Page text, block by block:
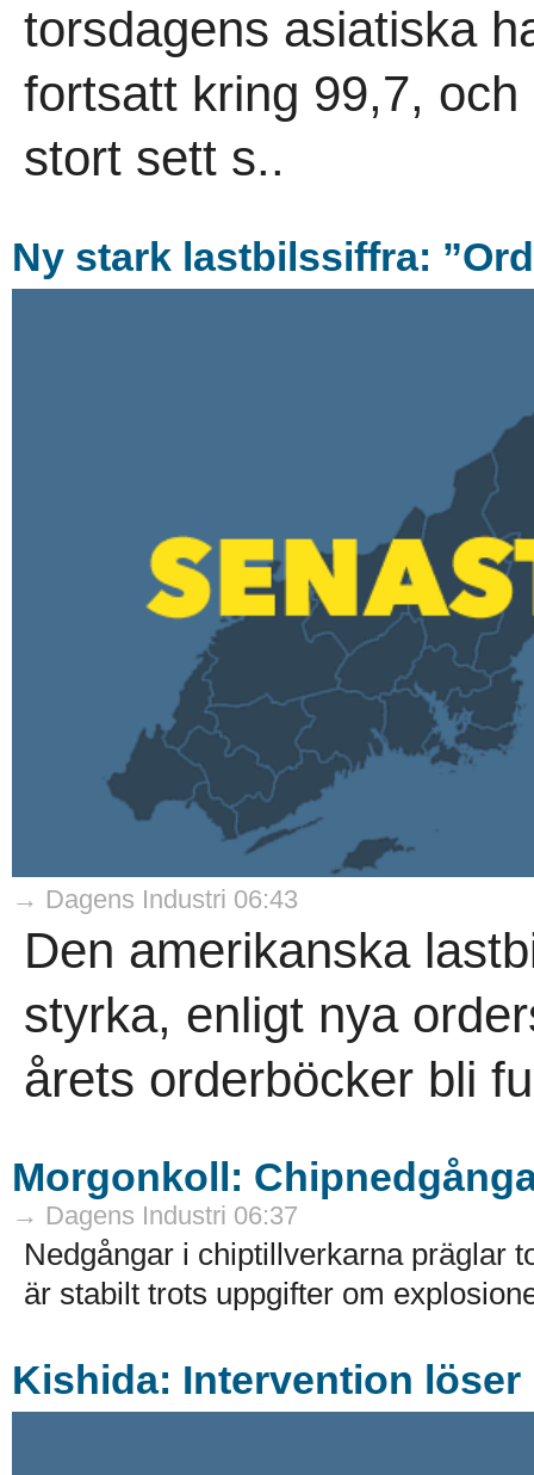
torsdagens asiatiska
fortsatt kring 99,7,
stort sett s..
Ny stark lastbilssiffra:
→ Dagens Industri 06:43
Den amerikanska
styrka, enligt nya
årets orderböcker bli
Morgonkoll:
→ Dagens Industri 06:37
Nedgångar i chiptillverkarna präglar
är stabilt trots uppgifter om
Kishida: Intervention